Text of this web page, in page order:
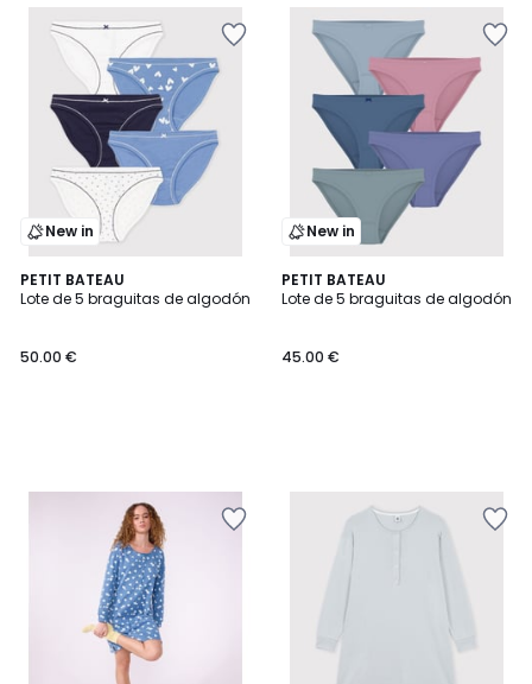
New in
PETIT BATEAU
Lote de 5 braguitas de algodón
50.00 €
New in
PETIT BATEAU
Lote de 5 braguitas de algodón
45.00 €